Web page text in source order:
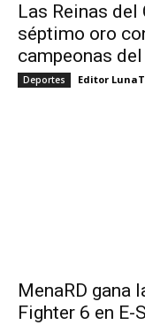
Las Reinas del
séptimo oro
campeonas
Deportes Editor
MenaRD gana
Fighter 6 en E-